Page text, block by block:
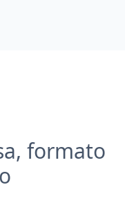
formato